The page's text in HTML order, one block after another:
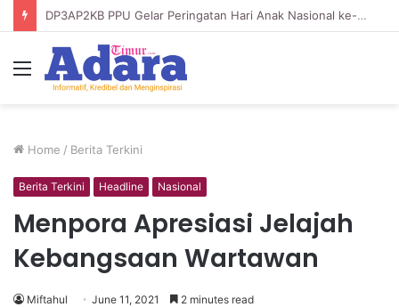
DP3AP2KB PPU Gelar Peringatan Hari Anak Nasional ke-42, HUT PP PAUD ke-49, dan Hari Keluarga Tahun 2026
Menu
Home / Berita Terkini
Berita Terkini Headline Nasional
Menpora Apresiasi Jelajah
Kebangsaan Wartawan
Miftahul June 11, 2021 2 minutes read